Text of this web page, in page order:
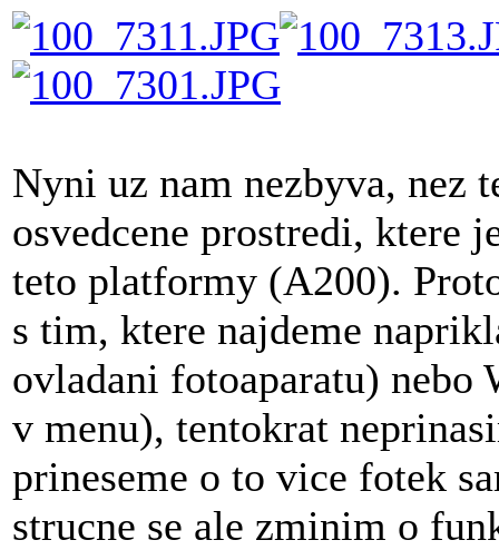
Nyni uz nam nezbyva, nez
osvedcene prostredi, ktere
teto platformy (A200).
s tim, ktere najdeme
ovladani fotoaparatu) nebo
v menu), tentokrat
prineseme o to vice fotek
strucne se ale zminim o